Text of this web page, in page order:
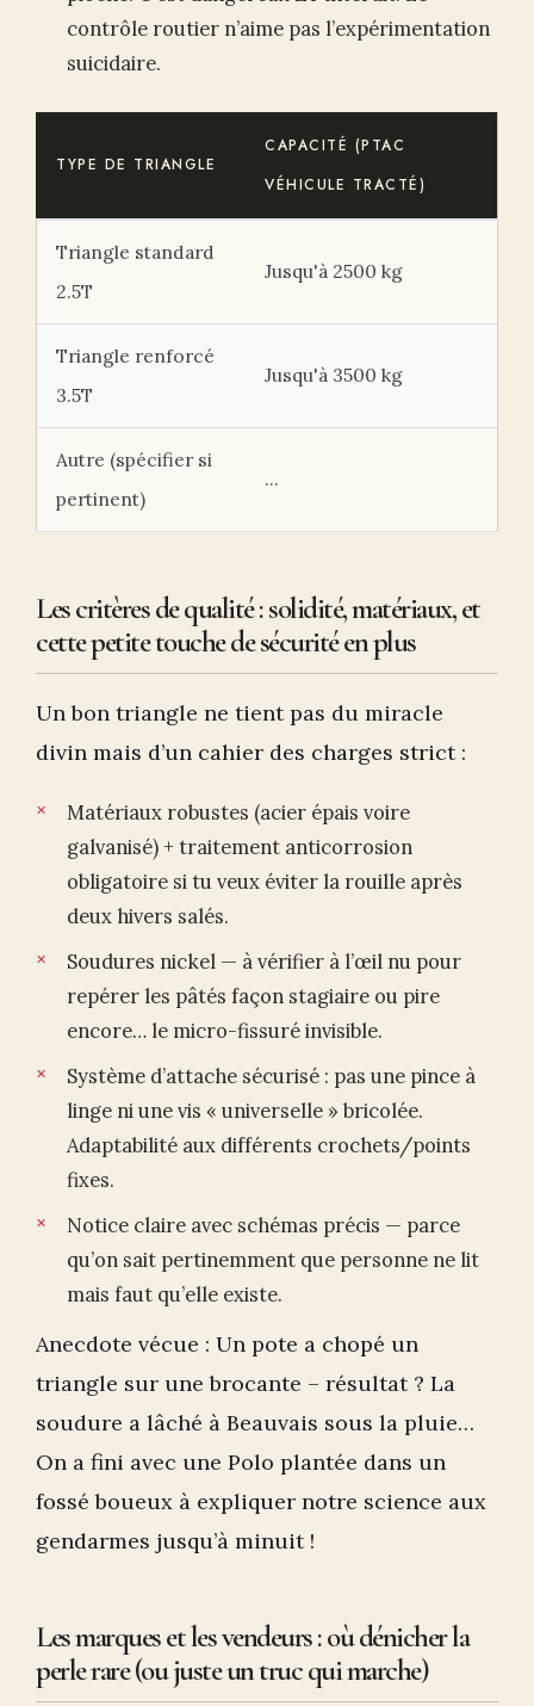
contrôle routier n’aime pas l’expérimentation
suicidaire.
TYPE DE TRIANGLE
CAPACITÉ (PTAC
VÉHICULE TRACTÉ)
Triangle standard
2.5T
Jusqu'à 2500 kg
Triangle renforcé
3.5T
Jusqu'à 3500 kg
Autre (spécifier si
pertinent)
...
Les critères de qualité : solidité, matériaux, et
cette petite touche de sécurité en plus
Un bon triangle ne tient pas du miracle
divin mais d’un cahier des charges strict :
Matériaux robustes (acier épais voire
galvanisé) + traitement anticorrosion
obligatoire si tu veux éviter la rouille après
deux hivers salés.
Soudures nickel — à vérifier à l’œil nu pour
repérer les pâtés façon stagiaire ou pire
encore… le micro-fissuré invisible.
Système d’attache sécurisé : pas une pince à
linge ni une vis « universelle » bricolée.
Adaptabilité aux différents crochets/points
fixes.
Notice claire avec schémas précis — parce
qu’on sait pertinemment que personne ne lit
mais faut qu’elle existe.
Anecdote vécue : Un pote a chopé un
triangle sur une brocante – résultat ? La
soudure a lâché à Beauvais sous la pluie…
On a fini avec une Polo plantée dans un
fossé boueux à expliquer notre science aux
gendarmes jusqu’à minuit !
Les marques et les vendeurs : où dénicher la
perle rare (ou juste un truc qui marche)